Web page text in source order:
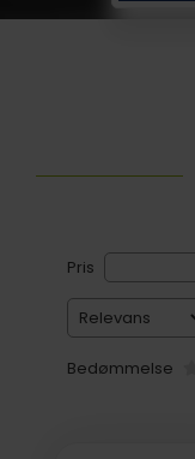
Pris
Bedømmelse